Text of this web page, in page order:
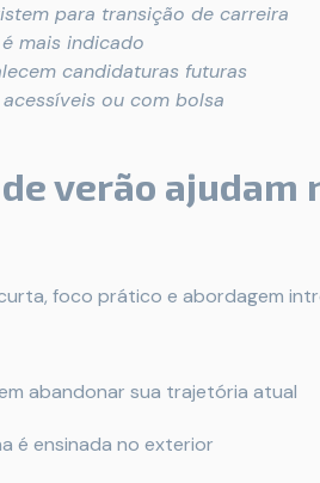
para transição de carreira
mais indicado
candidaturas futuras
ou com bolsa
verão ajudam
foco prático e abordagem
abandonar sua trajetória atual
é ensinada no exterior